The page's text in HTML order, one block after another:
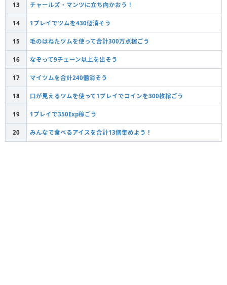
13 チャールズ・マンツに立ち向かおう！
14 1プレイでツムを430個消そう
15 毛のはねたツムを使って合計300万点稼ごう
16 なぞって9チェーン以上を出そう
17 マイツムを合計240個消そう
18 口が見えるツムを使って1プレイでコインを300枚稼ごう
19 1プレイで350Exp稼ごう
20 みんなで食べるアイスを合計13個集めよう！